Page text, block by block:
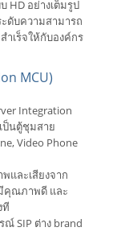
HD อย่างเต็มรูป
ดับความสามารถ
เร็จให้กับองค์กร
MCU)
Integration
ป็นตู้ชุมสาย
Video Phone
และเสียงจาก
คุณภาพดี และ
ที
ณ์ SIP ต่าง brand